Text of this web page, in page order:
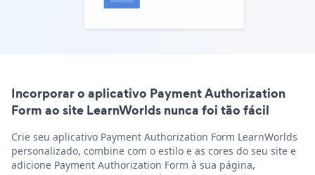
Incorporar o aplicativo Payment Authorization
Form ao site LearnWorlds nunca foi tão fácil
Crie seu aplicativo Payment Authorization Form LearnWorlds
personalizado, combine com o estilo e as cores do seu site e
adicione Payment Authorization Form à sua página,